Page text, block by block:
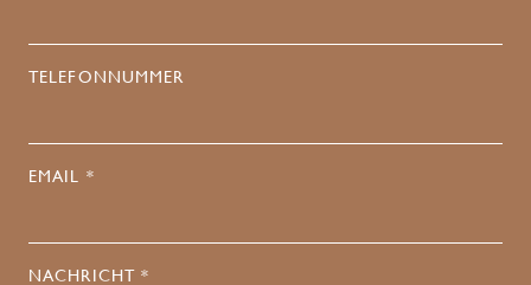
TELEFONNUMMER
EMAIL *
NACHRICHT *